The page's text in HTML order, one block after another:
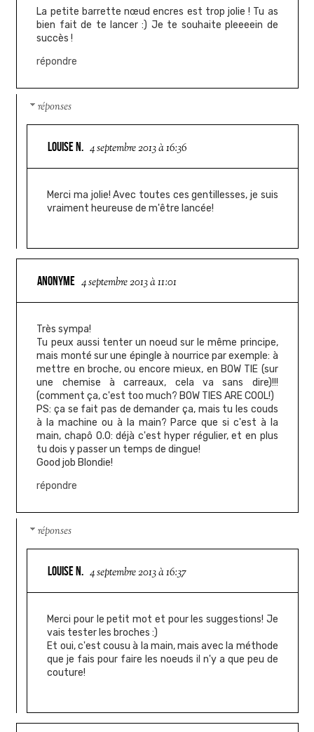
La petite barrette nœud encres est trop jolie ! Tu as
bien fait de te lancer :) Je te souhaite pleeeein de
succès !
répondre
réponses
LOUISE N. 4 septembre 2013 à 16:36
Merci ma jolie! Avec toutes ces gentillesses, je suis
vraiment heureuse de m'être lancée!
ANONYME 4 septembre 2013 à 11:01
Très sympa!
Tu peux aussi tenter un noeud sur le même principe,
mais monté sur une épingle à nourrice par exemple: à
mettre en broche, ou encore mieux, en BOW TIE (sur
une chemise à carreaux, cela va sans dire)!!!
(comment ça, c'est too much? BOW TIES ARE COOL!)
PS: ça se fait pas de demander ça, mais tu les couds
à la machine ou à la main? Parce que si c'est à la
main, chapô O.O: déjà c'est hyper régulier, et en plus
tu dois y passer un temps de dingue!
Good job Blondie!
répondre
réponses
LOUISE N. 4 septembre 2013 à 16:37
Merci pour le petit mot et pour les suggestions! Je
vais tester les broches :)
Et oui, c'est cousu à la main, mais avec la méthode
que je fais pour faire les noeuds il n'y a que peu de
couture!